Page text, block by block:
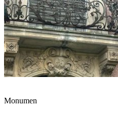
Monumen